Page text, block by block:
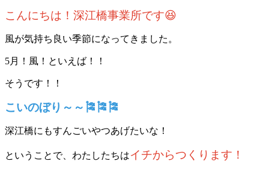
こんにちは！深江橋事業所です😆
風が気持ち良い季節になってきました。
5月！風！といえば！！
そうです！！
こいのぼり～～🎏🎏🎏
深江橋にもすんごいやつあげたいな！
ということで、わたしたちはイチからつくります！